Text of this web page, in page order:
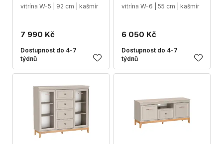
vitrína W-5 | 92 cm | kašmír
7 990 Kč
Dostupnost do 4-7
týdnů
vitrína W-6 | 55 cm | kašmír
6 050 Kč
Dostupnost do 4-7
týdnů